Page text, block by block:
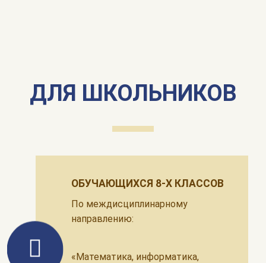
ДЛЯ ШКОЛЬНИКОВ
ОБУЧАЮЩИХСЯ 8-Х КЛАССОВ
По междисциплинарному
направлению:
«Математика, информатика,